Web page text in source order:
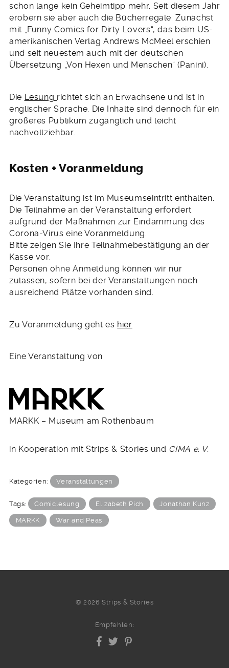
schon lange kein Geheimtipp mehr. Seit diesem Jahr
erobern sie aber auch die Bücherregale. Zunächst
mit „Funny Comics for Dirty Lovers“, das beim US-
amerikanischen Verlag Andrews McMeel erschien
und seit neuestem auch mit der deutschen
Übersetzung „Von Hexen und Menschen“ (Panini).
Die Lesung richtet sich an Erwachsene und ist in
englischer Sprache. Die Inhalte sind dennoch für ein
größeres Publikum zugänglich und leicht
nachvollziehbar.
Kosten + Voranmeldung
Die Veranstaltung ist im Museumseintritt enthalten.
Die Teilnahme an der Veranstaltung erfordert
aufgrund der Maßnahmen zur Eindämmung des
Corona-Virus eine Voranmeldung.
Bitte zeigen Sie Ihre Teilnahmebestätigung an der
Kasse vor.
Personen ohne Anmeldung können wir nur
zulassen, sofern bei der Veranstaltungen noch
ausreichend Plätze vorhanden sind.
Zu Voranmeldung geht es hier
Eine Veranstaltung von
MARKK – Museum am Rothenbaum
in Kooperation mit Strips & Stories und CIMA e. V.
Kategorien: Veranstaltungen
Tags: Comiclesung Elizabeth Pich Jonathan Kunz
MARKK War and Peas
© 2026 Strips & Stories
Empfehlen: